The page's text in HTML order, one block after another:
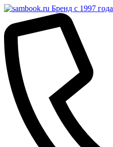
Бренд с 1997 года